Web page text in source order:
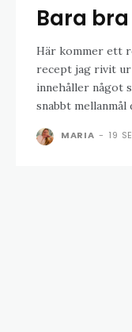
Bara
Här kommer ett
recept jag rivit
innehåller något
snabbt mellanmål
MARIA - 19